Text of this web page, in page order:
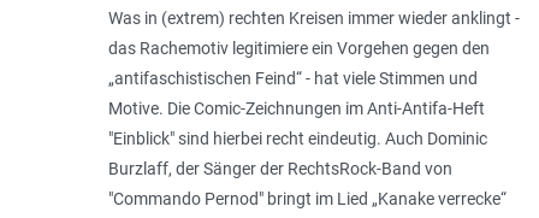
Was in (extrem) rechten Kreisen immer wieder anklingt -
das Rachemotiv legitimiere ein Vorgehen gegen den
„antifaschistischen Feind“ - hat viele Stimmen und
Motive. Die Comic-Zeichnungen im Anti-Antifa-Heft
"Einblick" sind hierbei recht eindeutig. Auch Dominic
Burzlaff, der Sänger der RechtsRock-Band von
"Commando Pernod" bringt im Lied „Kanake verrecke“